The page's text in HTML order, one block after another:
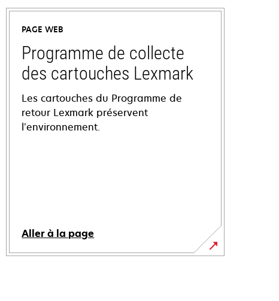
PAGE WEB
Programme de collecte
des cartouches Lexmark
Les cartouches du Programme de
retour Lexmark préservent
l’environnement.
Aller à la page